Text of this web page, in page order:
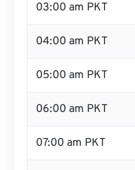
03:00 am PKT
04:00 am PKT
05:00 am PKT
06:00 am PKT
07:00 am PKT